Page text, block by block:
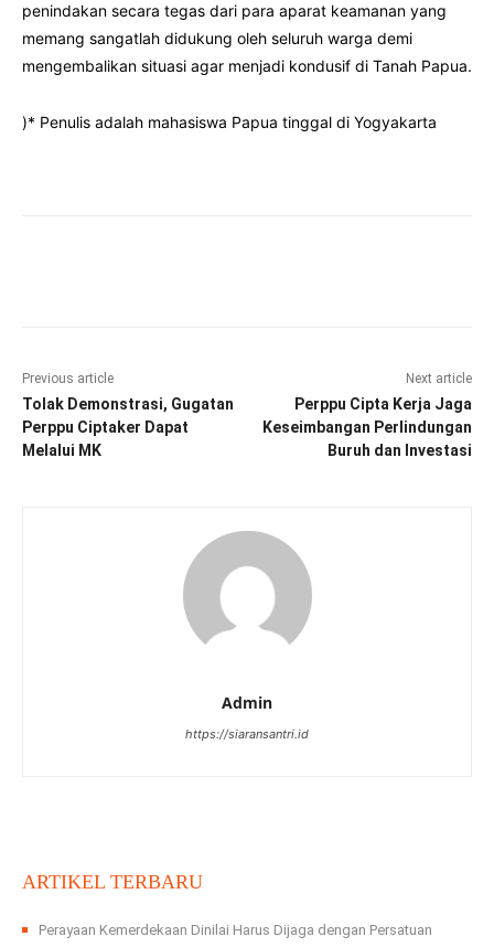
penindakan secara tegas dari para aparat keamanan yang
memang sangatlah didukung oleh seluruh warga demi
mengembalikan situasi agar menjadi kondusif di Tanah Papua.
)* Penulis adalah mahasiswa Papua tinggal di Yogyakarta
Previous article
Tolak Demonstrasi, Gugatan
Perppu Ciptaker Dapat
Melalui MK
Next article
Perppu Cipta Kerja Jaga
Keseimbangan Perlindungan
Buruh dan Investasi
Admin
https://siaransantri.id
ARTIKEL TERBARU
Perayaan Kemerdekaan Dinilai Harus Dijaga dengan Persatuan